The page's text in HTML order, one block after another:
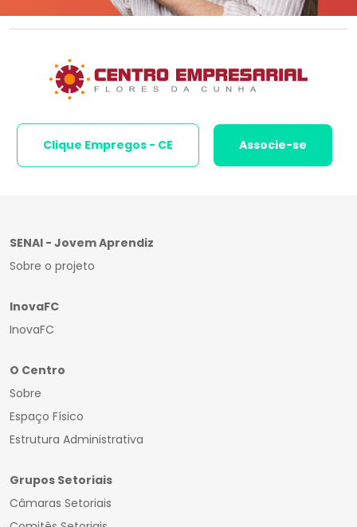
Clique Empregos - CE Associe-se
SENAI - Jovem Aprendiz
Sobre o projeto
InovaFC
InovaFC
O Centro
Sobre
Espaço Físico
Estrutura Administrativa
Grupos Setoriais
Câmaras Setoriais